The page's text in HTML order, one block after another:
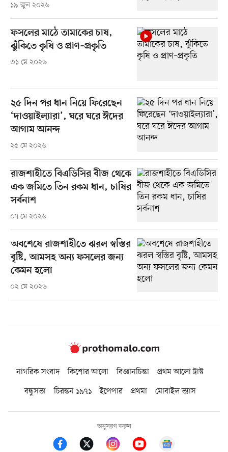
১৯ জুন ২০২৬
ফসলের মাঠে তামাকের চাষ,
ঝুঁকিতে কৃষি ও প্রাণ–প্রকৃতি
৩১ মে ২০২৬
২৫ দিন পর ধান নিয়ে ফিরেছেন
‘দাওয়াইল্যারা’, ঘরে ঘরে ঈদের
আগাম আনন্দ
২৫ মে ২০২৬
রাজশাহীতে বিএডিসির বীজ থেকে
এক জমিতে তিন রকম ধান, চাষির
সর্বনাশ
০৭ মে ২০২৬
অবশেষে রাজশাহীতে ঝরল স্বস্তির
বৃষ্টি, আমসহ অন্য ফসলের জন্য
কেমন হলো
০২ মে ২০২৬
নাগরিক সংবাদ কিশোর আলো বিজ্ঞানচিন্তা
প্রথম আলো ট্রাস্ট
বন্ধুসভা
চিরন্তন ১৯৭১ ইপেপার প্রথমা মোবাইল ভ্যাস
অনুসরণ করুন